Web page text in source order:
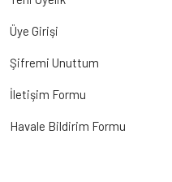
Üye Girişi
Şifremi Unuttum
İletişim Formu
Havale Bildirim Formu